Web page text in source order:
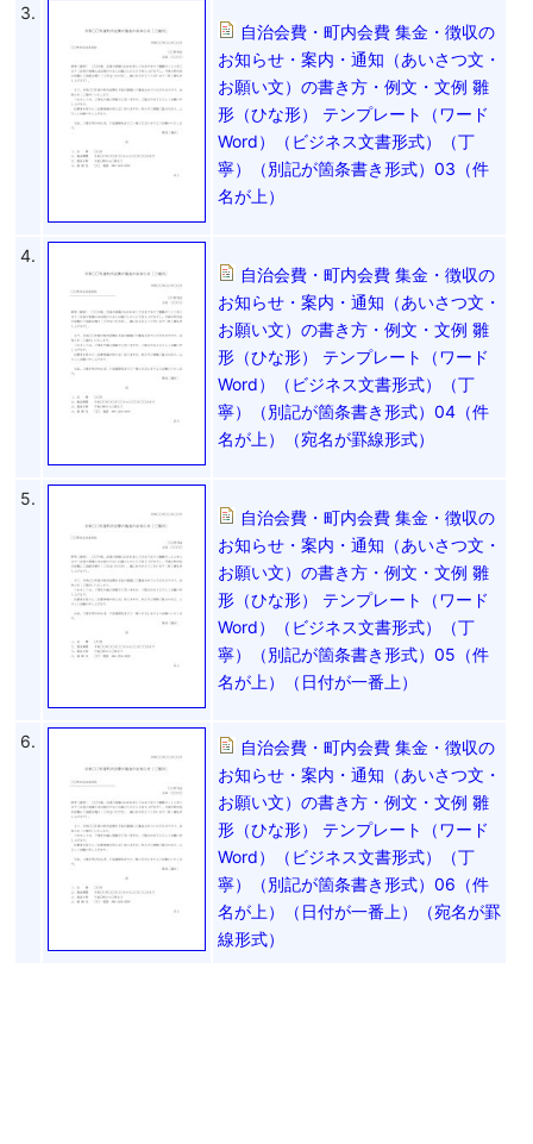
3.
自治会費・町内会費 集金・徴収の
お知らせ・案内・通知（あいさつ文・
お願い文）の書き方・例文・文例 雛
形（ひな形） テンプレート（ワード
Word）（ビジネス文書形式）（丁
寧）（別記が箇条書き形式）03（件
名が上）
4.
自治会費・町内会費 集金・徴収の
お知らせ・案内・通知（あいさつ文・
お願い文）の書き方・例文・文例 雛
形（ひな形） テンプレート（ワード
Word）（ビジネス文書形式）（丁
寧）（別記が箇条書き形式）04（件
名が上）（宛名が罫線形式）
5.
自治会費・町内会費 集金・徴収の
お知らせ・案内・通知（あいさつ文・
お願い文）の書き方・例文・文例 雛
形（ひな形） テンプレート（ワード
Word）（ビジネス文書形式）（丁
寧）（別記が箇条書き形式）05（件
名が上）（日付が一番上）
6.
自治会費・町内会費 集金・徴収の
お知らせ・案内・通知（あいさつ文・
お願い文）の書き方・例文・文例 雛
形（ひな形） テンプレート（ワード
Word）（ビジネス文書形式）（丁
寧）（別記が箇条書き形式）06（件
名が上）（日付が一番上）（宛名が罫
線形式）